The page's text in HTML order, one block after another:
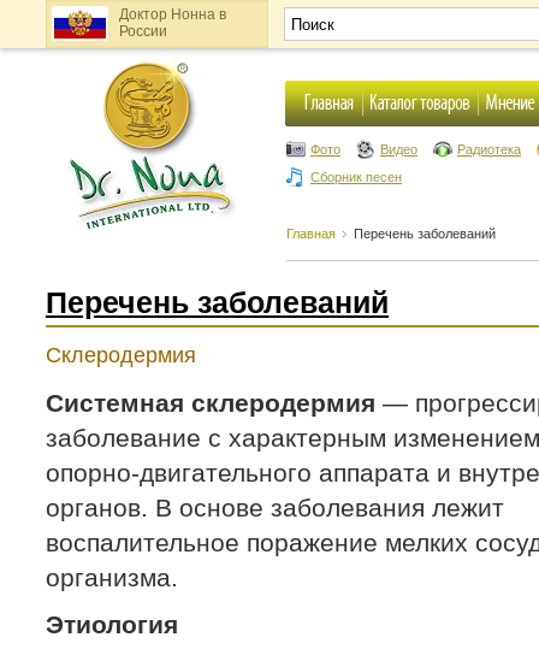
Доктор Нонна в
России
Фото Видео
Радиотека
Сборник песен
Главная Перечень заболеваний
Перечень заболеваний
Склеродермия
Системная склеродермия —
заболевание с характерным
опорно-двигательного аппарата и
органов. В основе заболевания лежит
воспалительное поражение мелких
организма.
Этиология